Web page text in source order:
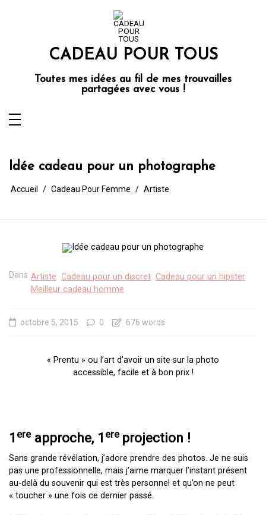
CADEAU POUR TOUS
Toutes mes idées au fil de mes trouvailles
partagées avec vous !
Idée cadeau pour un photographe
Accueil Cadeau Pour Femme Artiste
Dans Artiste Cadeau pour un discret Cadeau pour un hipster
Meilleur cadeau homme
octobre 5, 2015 0 676 words
« Prentu » ou l’art d’avoir un site sur la photo
accessible, facile et à bon prix !
1 ereapproche, 1 ere projection !
Sans grande révélation, j’adore prendre des photos. Je ne suis
pas une professionnelle, mais j’aime marquer l’instant présent
au-delà du souvenir qui est très personnel et qu’on ne peut
« toucher » une fois ce dernier passé.